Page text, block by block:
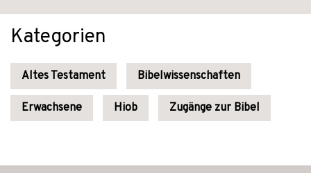
Kategorien
Altes Testament Bibelwissenschaften
Erwachsene Hiob Zugänge zur Bibel